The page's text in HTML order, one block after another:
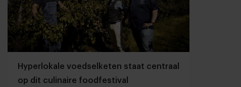
Hyperlokale voedselketen staat centraal
op dit culinaire foodfestival